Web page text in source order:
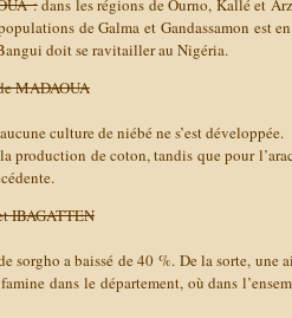
:dans les régions de Ourno, Kallé et
de Galma et Gandassamon est
doit se ravitailler au Nigéria.
MADAOUA
culture de niébé ne s’est développée.
production de coton, tandis que pour
IBAGATTEN
sorgho a baissé de 40 %. De la sorte, une
dans le département, où dans